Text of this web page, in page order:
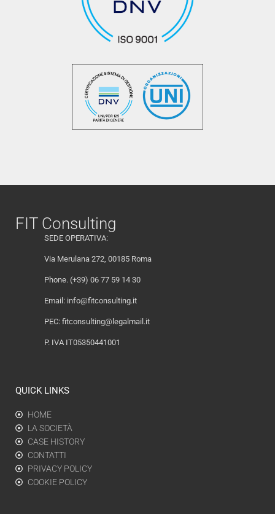
FIT Consulting
SEDE OPERATIVA:
Via Merulana 272, 00185 Roma
Phone. (+39) 06 77 59 14 30
Email: info@fitconsulting.it
PEC: fitconsulting@legalmail.it
P. IVA IT05350441001
QUICK LINKS
HOME
LA SOCIETÀ
CASE HISTORY
CONTATTI
PRIVACY POLICY
COOKIE POLICY